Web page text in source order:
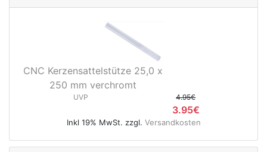
CNC Kerzensattelstütze 25,0 x
250 mm verchromt
UVP 4.95€
3.95€
Inkl 19% MwSt. zzgl. Versandkosten